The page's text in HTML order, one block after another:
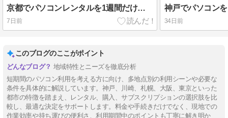
京都でパソコンレンタルを1週間だけ使うなら｜出張・学会・ホテル作業を止めない7日間PC準備ガイド
7日前 34日前
このブログのここがポイント
地域特性とニーズを徹底分析
短期間のパソコン利用を考える方に向け、多地点別の利用シーンや必要な
条件を具体的に解説しています。神戸、川崎、札幌、大阪、東京といった
都市の特徴を踏まえ、レンタル、購入、サブスクリプションの選択肢を比
較し、最適な決定をサポートします。料金や手続きだけでなく、現地での
作業効率や持ち運びの便利さ、利用期間中のポイントも丁寧に解き明か